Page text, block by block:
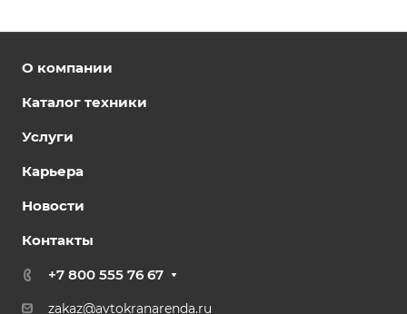
О компании
Каталог техники
Услуги
Карьера
Новости
Контакты
+7 800 555 76 67
zakaz@avtokranarenda.ru